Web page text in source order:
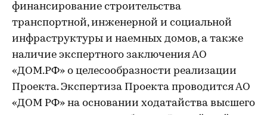
финансирование строительства
транспортной, инженерной и социальной
инфраструктуры и наемных домов, а также
наличие экспертного заключения АО
«ДОМ.РФ» о целесообразности реализации
Проекта. Экспертиза Проекта проводится АО
«ДОМ РФ» на основании ходатайства высшего